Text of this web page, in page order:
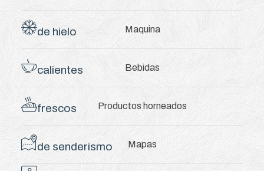
Maquina
de hielo
Bebidas
calientes
Productos horneados
frescos
Mapas
de senderismo